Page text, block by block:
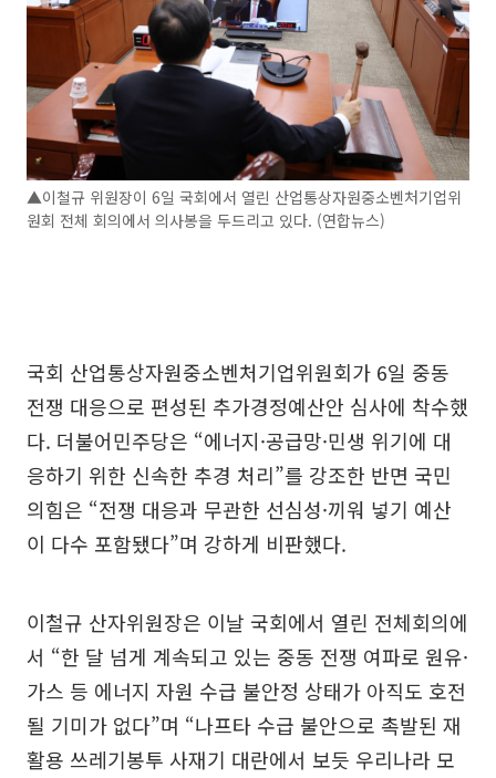
▲이철규 위원장이 6일 국회에서 열린 산업통상자원중소벤처기업위
원회 전체 회의에서 의사봉을 두드리고 있다. (연합뉴스)
국회 산업통상자원중소벤처기업위원회가 6일 중동
전쟁 대응으로 편성된 추가경정예산안 심사에 착수했
다. 더불어민주당은 “에너지·공급망·민생 위기에 대
응하기 위한 신속한 추경 처리”를 강조한 반면 국민
의힘은 “전쟁 대응과 무관한 선심성·끼워 넣기 예산
이 다수 포함됐다”며 강하게 비판했다.
이철규 산자위원장은 이날 국회에서 열린 전체회의에
서 “한 달 넘게 계속되고 있는 중동 전쟁 여파로 원유·
가스 등 에너지 자원 수급 불안정 상태가 아직도 호전
될 기미가 없다”며 “나프타 수급 불안으로 촉발된 재
활용 쓰레기봉투 사재기 대란에서 보듯 우리나라 모